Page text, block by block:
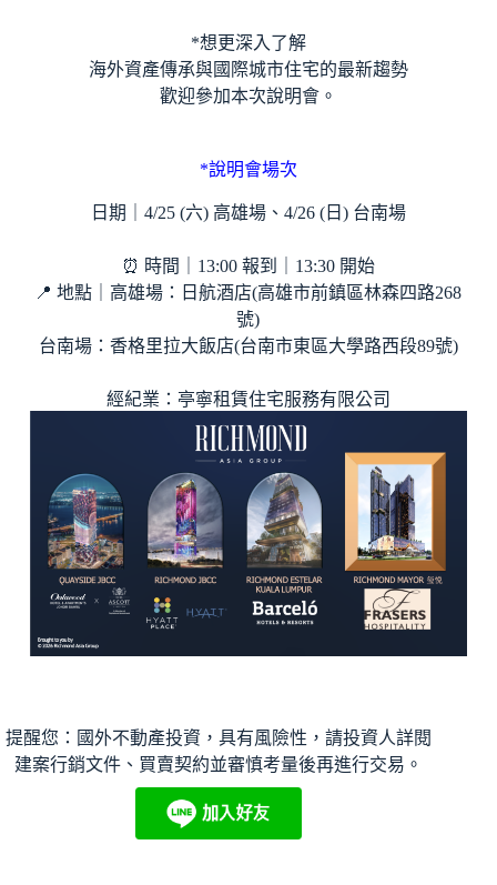
*想更深入了解
海外資產傳承與國際城市住宅的最新趨勢
歡迎參加本次說明會。
*說明會場次
日期｜4/25 (六) 高雄場、4/26 (日) 台南場
⏰ 時間｜13:00 報到｜13:30 開始
📍 地點｜高雄場：日航酒店(高雄市前鎮區林森四路268
號)
台南場：香格里拉大飯店(台南市東區大學路西段89號)
經紀業：亭寧租賃住宅服務有限公司
提醒您：國外不動產投資，具有風險性，請投資人詳閱
建案行銷文件、買賣契約並審慎考量後再進行交易。